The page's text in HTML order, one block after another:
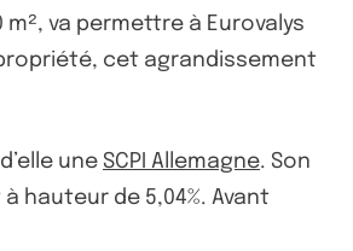
va permettre à Eurovalys
cet agrandissement
une SCPI Allemagne. Son
hauteur de 5,04%. Avant